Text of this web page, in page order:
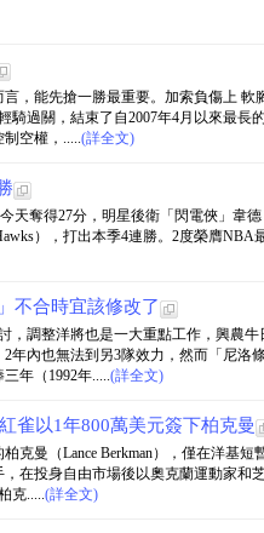
，能先搶一勝最重要。加索負傷上
騎過關，結束了自2007年4月以來最長
空權，.....(詳全文)
天奪得27分，明星後衛「閃電俠」韋
），打出本季4連勝。2度榮膺
不合時宜該修改了
，調整洋將也是一大重點工作，興農
年內也無法到另3隊效力，然而「尼洛
年（1992年.....(詳全文)
雀以1年800萬美元簽下柏克曼
克曼（Lance Berkman），僅在洋基
在投身自由市場後以奧克蘭運動家和
克.....(詳全文)